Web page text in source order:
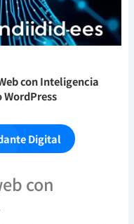
con Inteligencia
Digital
con